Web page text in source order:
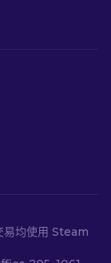
易均使用 Steam